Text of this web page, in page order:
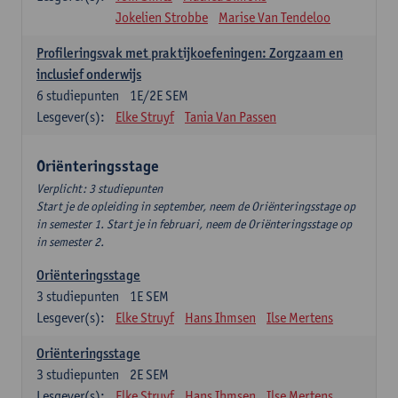
Jokelien Strobbe
Marise Van Tendeloo
Profileringsvak met praktijkoefeningen: Zorgzaam en
inclusief onderwijs
1E/2E SEM
6 studiepunten
Lesgever(s):
Elke Struyf Tania Van Passen
Oriënteringsstage
Verplicht: 3 studiepunten
Start je de opleiding in september, neem de Oriënteringsstage op
in semester 1. Start je in februari, neem de Oriënteringsstage op
in semester 2.
Oriënteringsstage
1E SEM
3 studiepunten
Lesgever(s):
Elke Struyf Hans Ihmsen Ilse Mertens
Oriënteringsstage
2E SEM
3 studiepunten